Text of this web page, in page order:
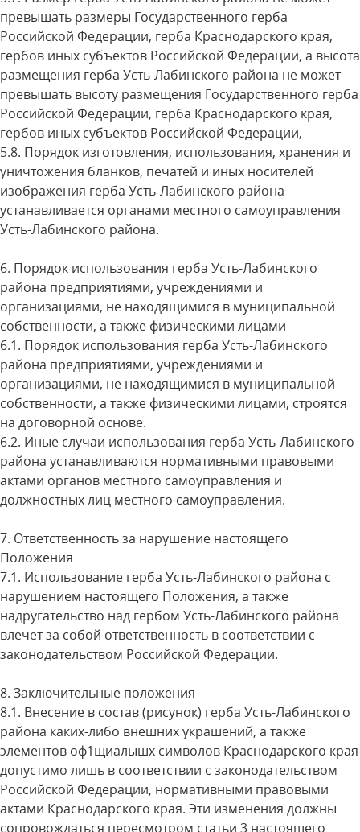
превышать размеры Государственного герба
Российской Федерации, герба Краснодарского края,
гербов иных субъектов Российской Федерации, а высота
размещения герба Усть-Лабинского района не может
превышать высоту размещения Государственного герба
Российской Федерации, герба Краснодарского края,
гербов иных субъектов Российской Федерации,
5.8. Порядок изготовления, использования, хранения и
уничтожения бланков, печатей и иных носителей
изображения герба Усть-Лабинского района
устанавливается органами местного самоуправления
Усть-Лабинского района.
6. Порядок использования герба Усть-Лабинского
района предприятиями, учреждениями и
организациями, не находящимися в муниципальной
собственности, а также физическими лицами
6.1. Порядок использования герба Усть-Лабинского
района предприятиями, учреждениями и
организациями, не находящимися в муниципальной
собственности, а также физическими лицами, строятся
на договорной основе.
6.2. Иные случаи использования герба Усть-Лабинского
района устанавливаются нормативными правовыми
актами органов местного самоуправления и
должностных лиц местного самоуправления.
7. Ответственность за нарушение настоящего
Положения
7.1. Использование герба Усть-Лабинского района с
нарушением настоящего Положения, а также
надругательство над гербом Усть-Лабинского района
влечет за собой ответственность в соответствии с
законодательством Российской Федерации.
8. Заключительные положения
8.1. Внесение в состав (рисунок) герба Усть-Лабинского
района каких-либо внешних украшений, а также
элементов оф1щиалышх символов Краснодарского края
допустимо лишь в соответствии с законодательством
Российской Федерации, нормативными правовыми
актами Краснодарского края. Эти изменения должны
сопровождаться пересмотром статьи 3 настоящего